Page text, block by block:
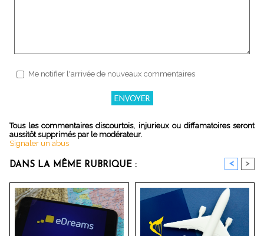
Me notifier l'arrivée de nouveaux commentaires
Tous les commentaires discourtois, injurieux ou diffamatoires seront
aussitôt supprimés par le modérateur.
Signaler un abus
DANS LA MÊME RUBRIQUE : < >